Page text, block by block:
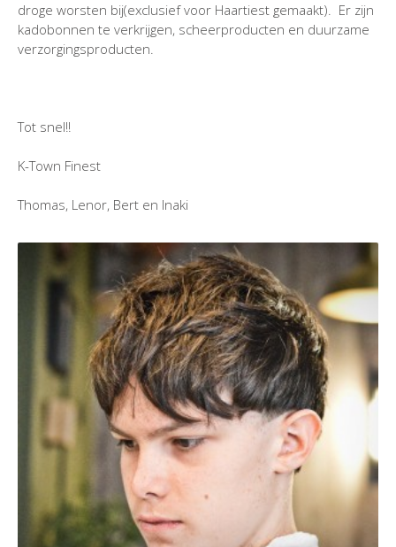
droge worsten bij(exclusief voor Haartiest gemaakt). Er zijn
kadobonnen te verkrijgen, scheerproducten en duurzame
verzorgingsproducten.
Tot snel!!
K-Town Finest
Thomas, Lenor, Bert en Inaki